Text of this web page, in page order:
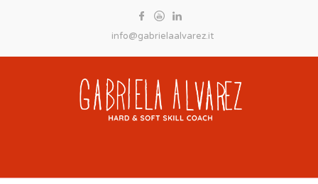
info@gabrielaalvarez.it